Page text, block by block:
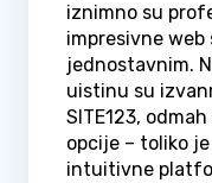
iznimno su
impresivne
jednostavnim.
uistinu su
SITE123,
opcije – toliko
intuitivne